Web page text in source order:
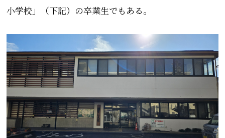
小学校」（下記）の卒業生でもある。